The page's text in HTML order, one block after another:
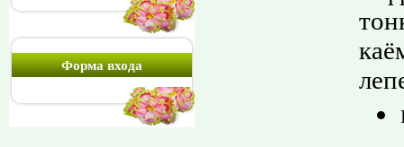
Форма входа